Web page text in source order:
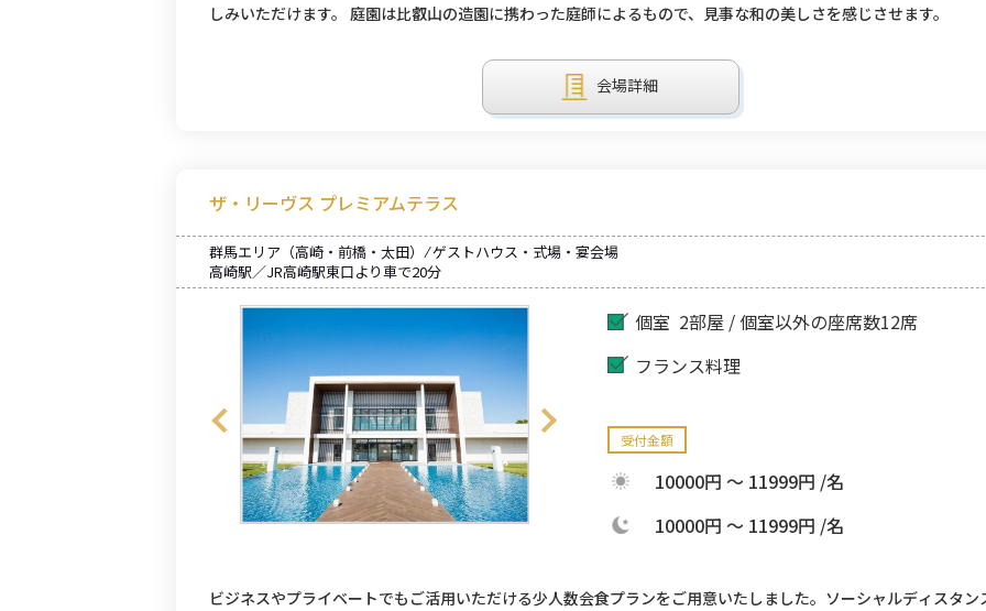
しみいただけます。 庭園は比叡山の造園に携わった庭師によるもので、見事な和の美しさを感じさせます。
会場詳細
ザ・リーヴス プレミアムテラス
群馬エリア（高崎・前橋・太田） ⁄ ゲストハウス・式場・宴会場
高崎駅／JR高崎駅東口より車で20分
個室 2部屋 / 個室以外の座席数12席
フランス料理
受付金額
10000円 ～ 11999円 /名
10000円 ～ 11999円 /名
ビジネスやプライベートでもご活用いただける少人数会食プランをご用意いたしました。ソーシャルディスタン